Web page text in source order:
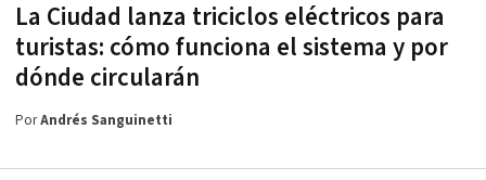
La Ciudad lanza triciclos eléctricos para
turistas: cómo funciona el sistema y por
dónde circularán
PorAndrés Sanguinetti